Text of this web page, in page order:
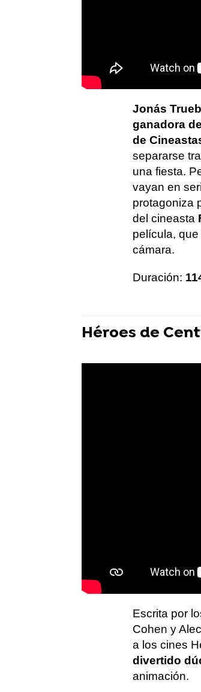
Jonás
ganadora
de
separarse
una fiesta.
vayan en
protagoniza
del cineasta
película,
cámara.
Duración:
Héroes de
Escrita por
Cohen y
a los cines
divertido
animación.